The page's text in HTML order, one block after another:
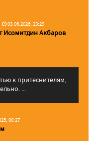
03.06.2026, 23:29
Исомитдин Акбаров
к притеснителям,
...
00:27